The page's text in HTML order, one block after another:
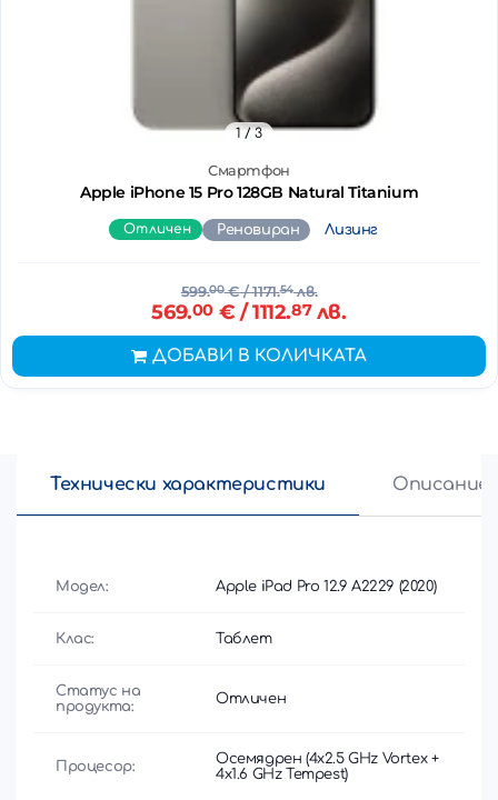
Смартфон
Apple iPhone 15 Pro 128GB Natural Titanium
1/ 3
Отличен Реновиран Лизинг
599.00€/ 1171.54лв.
569.00€ / 1112.87лв.
ДОБАВИ В КОЛИЧКАТА
Технически характеристики Описание
Модел: Apple iPad Pro 12.9 A2229 (2020)
Клас: Таблет
Статус на
продукта:
Отличен
Процесор:
Осемядрен (4x2.5 GHz Vortex +
4x1.6 GHz Tempest)